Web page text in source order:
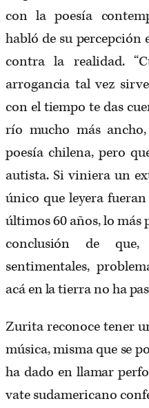
con la poesía
habló de su
contra la realidad.
arrogancia tal vez
con el tiempo te das
río mucho más
poesía chilena, pero
autista. Si viniera un
único que leyera
últimos 60 años, lo más
conclusión de que,
sentimentales,
acá en la tierra no ha
Zurita reconoce tener
música, misma que se
ha dado en llamar
vate sudamericano